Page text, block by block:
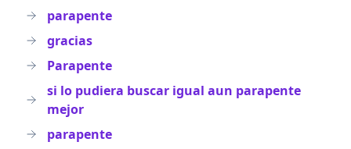
parapente
gracias
Parapente
si lo pudiera buscar igual aun parapente
mejor
parapente